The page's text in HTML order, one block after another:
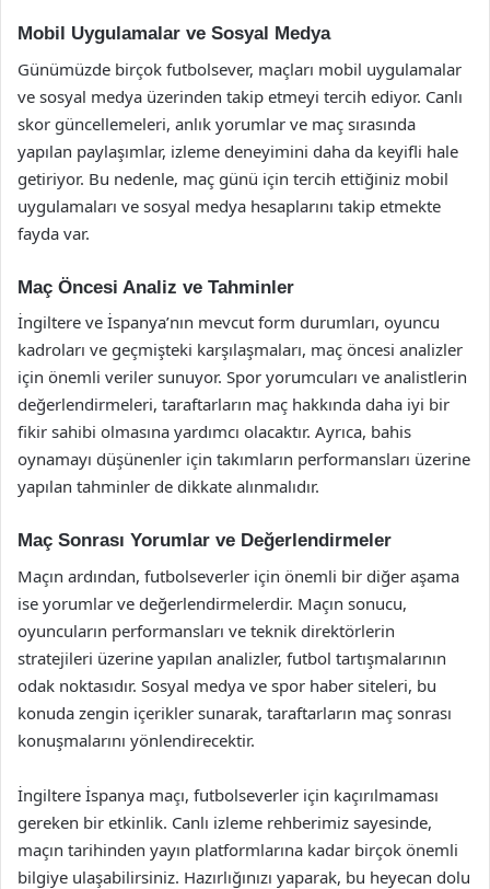
Mobil Uygulamalar ve Sosyal Medya
Günümüzde birçok futbolsever, maçları mobil uygulamalar
ve sosyal medya üzerinden takip etmeyi tercih ediyor. Canlı
skor güncellemeleri, anlık yorumlar ve maç sırasında
yapılan paylaşımlar, izleme deneyimini daha da keyifli hale
getiriyor. Bu nedenle, maç günü için tercih ettiğiniz mobil
uygulamaları ve sosyal medya hesaplarını takip etmekte
fayda var.
Maç Öncesi Analiz ve Tahminler
İngiltere ve İspanya’nın mevcut form durumları, oyuncu
kadroları ve geçmişteki karşılaşmaları, maç öncesi analizler
için önemli veriler sunuyor. Spor yorumcuları ve analistlerin
değerlendirmeleri, taraftarların maç hakkında daha iyi bir
fikir sahibi olmasına yardımcı olacaktır. Ayrıca, bahis
oynamayı düşünenler için takımların performansları üzerine
yapılan tahminler de dikkate alınmalıdır.
Maç Sonrası Yorumlar ve Değerlendirmeler
Maçın ardından, futbolseverler için önemli bir diğer aşama
ise yorumlar ve değerlendirmelerdir. Maçın sonucu,
oyuncuların performansları ve teknik direktörlerin
stratejileri üzerine yapılan analizler, futbol tartışmalarının
odak noktasıdır. Sosyal medya ve spor haber siteleri, bu
konuda zengin içerikler sunarak, taraftarların maç sonrası
konuşmalarını yönlendirecektir.
İngiltere İspanya maçı, futbolseverler için kaçırılmaması
gereken bir etkinlik. Canlı izleme rehberimiz sayesinde,
maçın tarihinden yayın platformlarına kadar birçok önemli
bilgiye ulaşabilirsiniz. Hazırlığınızı yaparak, bu heyecan dolu